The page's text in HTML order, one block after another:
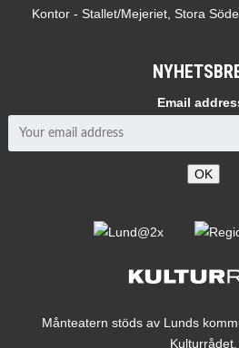
Kontor - Stallet/Mejeriet, Stora
Email
Månteatern stöds av Lunds
Kulturrådet.